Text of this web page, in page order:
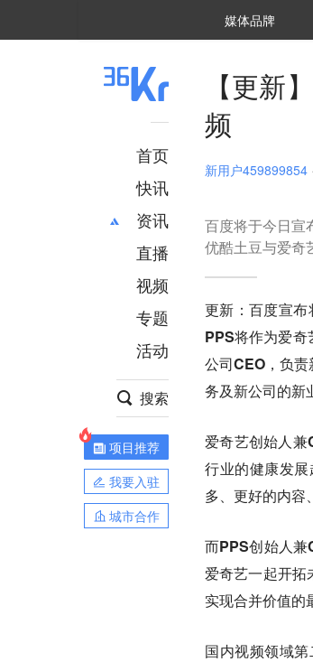
媒体品牌
首页
快讯
资讯
推荐
财经
项目推荐
安徽
直播
视频
专题
活动
搜索
项目推荐
我要入驻
城市合作
【更新
频
新用户459899854 ·
百度将于今日宣
优酷土豆与爱奇
更新：百度宣
PPS将作为爱
公司CEO，负
务及新公司的新
爱奇艺创始人
行业的健康发
多、更好的内容
而PPS创始人
爱奇艺一起开拓
实现合并价值的
国内视频领域